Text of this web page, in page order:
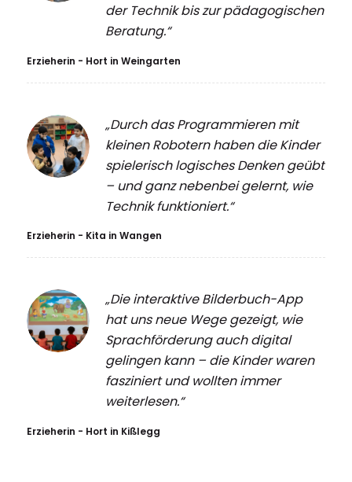
der Technik bis zur pädagogischen
Beratung.“
Erzieherin - Hort in Weingarten
„Durch das Programmieren mit
kleinen Robotern haben die Kinder
spielerisch logisches Denken geübt
– und ganz nebenbei gelernt, wie
Technik funktioniert.“
Erzieherin - Kita in Wangen
„Die interaktive Bilderbuch-App
hat uns neue Wege gezeigt, wie
Sprachförderung auch digital
gelingen kann – die Kinder waren
fasziniert und wollten immer
weiterlesen.“
Erzieherin - Hort in Kißlegg